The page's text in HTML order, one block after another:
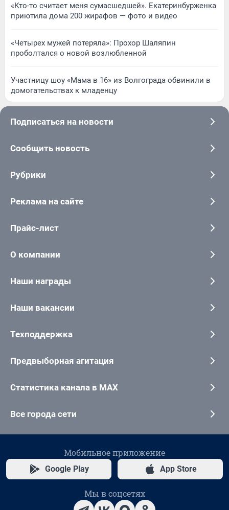
«Кто-то считает меня сумасшедшей». Екатеринбурженка
приютила дома 200 жирафов — фото и видео
«Четырех мужей потеряла»: Прохор Шаляпин
проболтался о новой возлюбленной
Участницу шоу «Мама в 16» из Волгограда обвинили в
домогательствах к младенцу
Подписаться на новости
Сообщить новость
Рубрики
Реклама на сайте
Прайс-лист
О компании
Наши награды
Наши вакансии
Техподдержка
Предвыборная агитация
Статистика канала в MAX
Все города сети
Мобильное приложение
Google Play App Store
Мы в соцсетях